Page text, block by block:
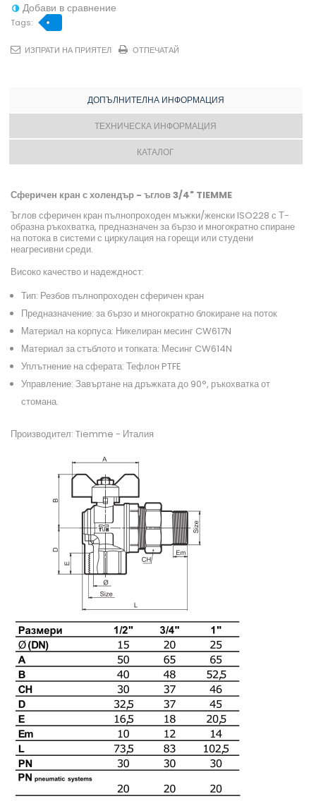
Добави в сравнение
Tags:
ИЗПРАТИ НА ПРИЯТЕЛ ОТПЕЧАТАЙ
ДОПЪЛНИТЕЛНА ИНФОРМАЦИЯ
ТЕХНИЧЕСКА ИНФОРМАЦИЯ
КАТАЛОГ
Сферичен кран с холендър - ъглов 3/4" TIEMME
Ъглов сферичен кран пълнопроходен мъжки/женски ISO228 с Т-
образна ръкохватка, предназначен за бързо и многократно спиране
на потока в системи с циркулация на горещи или студени
неагресивни среди.
Високо качество и надеждност:
Тип: Резбов пълнопроходен сферичен кран
Предназначение: за бързо и многократно блокиране на поток
Материал на корпуса: Никелиран месинг CW617N
Материал за стъблото и топката: Месинг CW614N
Уплътнение на сферата: Тефлон PTFE
Управление: Завъртане на дръжката до 90°, ръкохватка от
стомана.
Производител: Tiemme - Италия